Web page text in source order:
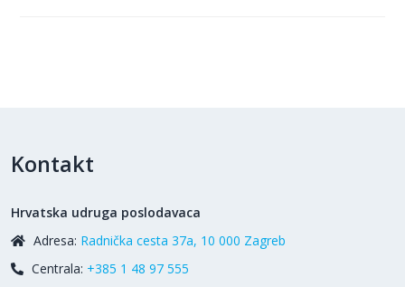
Kontakt
Hrvatska udruga poslodavaca
Adresa: Radnička cesta 37a, 10 000 Zagreb
Centrala: +385 1 48 97 555